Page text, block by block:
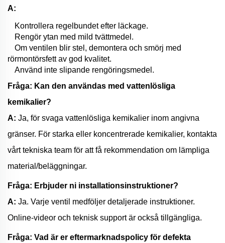
A:
Kontrollera regelbundet efter läckage.
Rengör ytan med mild tvättmedel.
Om ventilen blir stel, demontera och smörj med
rörmontörsfett av god kvalitet.
Använd inte slipande rengöringsmedel.
Fråga: Kan den användas med vattenlösliga
kemikalier?
A: Ja, för svaga vattenlösliga kemikalier inom angivna
gränser. För starka eller koncentrerade kemikalier, kontakta
vårt tekniska team för att få rekommendation om lämpliga
material/beläggningar.
Fråga: Erbjuder ni installationsinstruktioner?
A: Ja. Varje ventil medföljer detaljerade instruktioner.
Online-videor och teknisk support är också tillgängliga.
Fråga: Vad är er eftermarknadspolicy för defekta